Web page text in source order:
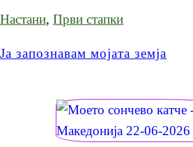
Настани, Први стапки
Ја запознавам мојата земја